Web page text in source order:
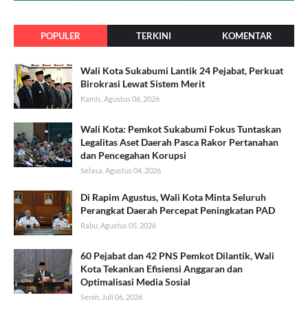
POPULER TERKINI KOMENTAR
Wali Kota Sukabumi Lantik 24 Pejabat, Perkuat
Birokrasi Lewat Sistem Merit
Kamis, Agustus 06, 2026
Wali Kota: Pemkot Sukabumi Fokus Tuntaskan
Legalitas Aset Daerah Pasca Rakor Pertanahan
dan Pencegahan Korupsi
Selasa, Agustus 04, 2026
Di Rapim Agustus, Wali Kota Minta Seluruh
Perangkat Daerah Percepat Peningkatan PAD
Rabu, Agustus 05, 2026
60 Pejabat dan 42 PNS Pemkot Dilantik, Wali
Kota Tekankan Efisiensi Anggaran dan
Optimalisasi Media Sosial
Senin, Juli 06, 2026